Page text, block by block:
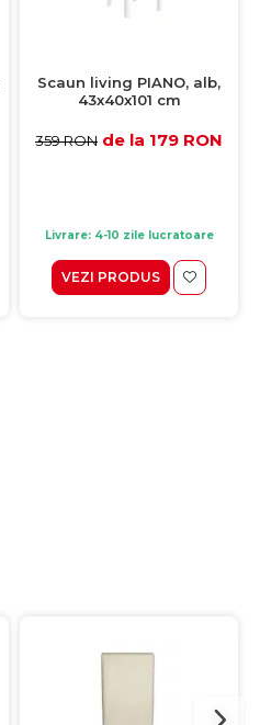
Scaun living PIANO, alb,
43x40x101 cm
359 RON de la 179 RON
Livrare: 4-10 zile lucratoare
VEZI PRODUS